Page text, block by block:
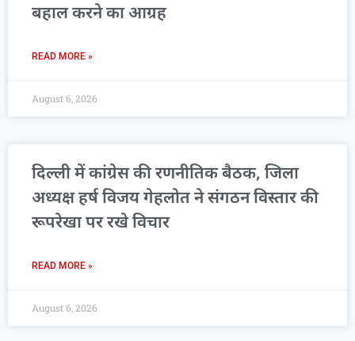
बहाल करने का आग्रह
READ MORE »
August 6, 2026
दिल्ली में कांग्रेस की रणनीतिक बैठक, जिला
अध्यक्ष हर्ष विजय गेहलोत ने संगठन विस्तार की
रूपरेखा पर रखे विचार
READ MORE »
August 6, 2026